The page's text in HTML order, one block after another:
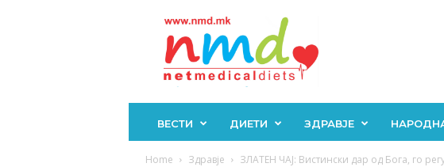
ВЕСТИ ДИЕТИ ЗДРАВЈЕ
Home Здравје ЗЛАТЕН ЧАЈ: Вистински дар од Бога, го